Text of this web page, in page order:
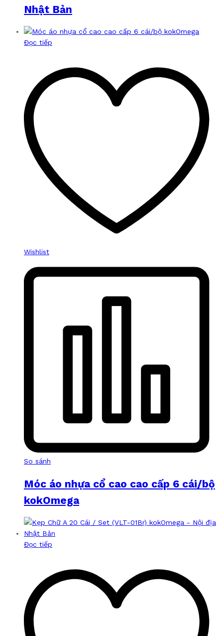
Nhật Bản
Đọc tiếp
Wishlist
So sánh
Móc áo nhựa cổ cao cao cấp 6 cái/bộ
kokOmega
Đọc tiếp